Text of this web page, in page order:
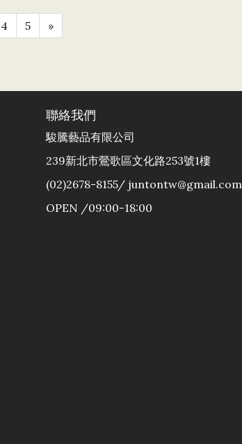
4 5 »
聯絡我們
駿騰藝品有限公司
239新北市鶯歌區文化路253號1樓
(02)2678-8155/ juntontw@gmail.com
OPEN /09:00-18:00